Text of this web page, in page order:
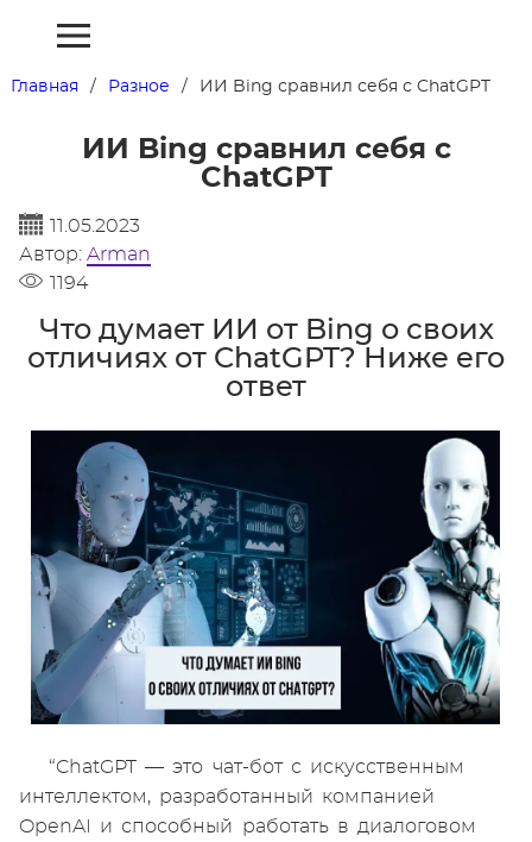
Главная Разное ИИ Bing сравнил себя с ChatGPT
ИИ Bing сравнил себя с
ChatGPT
11.05.2023
Автор: Arman
1194
Что думает ИИ от Bing о своих
отличиях от ChatGPT? Ниже его
ответ
“ChatGPT — это чат-бот с искусственным
интеллектом, разработанный компанией
OpenAI и способный работать в диалоговом